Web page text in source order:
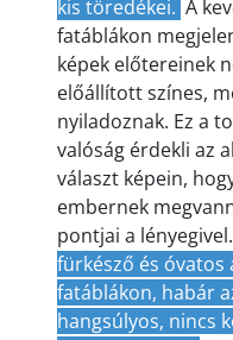
kis töredékei. A
fatáblákon
képek előtereinek
előállított színes,
nyiladoznak. Ez a
valóság érdekli az
választ képein,
embernek megvan
pontjai a lényegivel.
fürkésző és
fatáblákon, habár
hangsúlyos, nincs